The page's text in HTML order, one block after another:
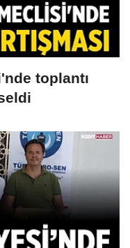
toplantı